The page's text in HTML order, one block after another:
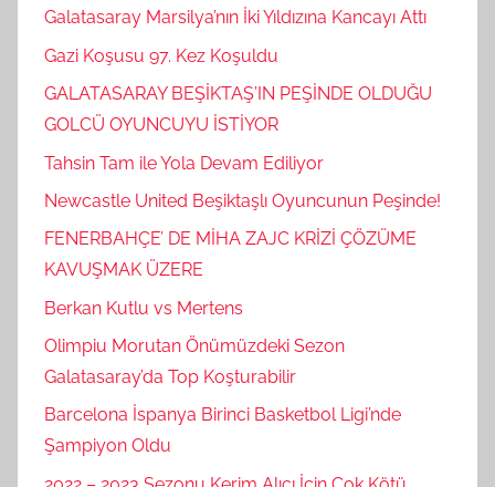
Galatasaray Marsilya’nın İki Yıldızına Kancayı Attı
Gazi Koşusu 97. Kez Koşuldu
GALATASARAY BEŞİKTAŞ’IN PEŞİNDE OLDUĞU
GOLCÜ OYUNCUYU İSTİYOR
Tahsin Tam ile Yola Devam Ediliyor
Newcastle United Beşiktaşlı Oyuncunun Peşinde!
FENERBAHÇE’ DE MİHA ZAJC KRİZİ ÇÖZÜME
KAVUŞMAK ÜZERE
Berkan Kutlu vs Mertens
Olimpiu Morutan Önümüzdeki Sezon
Galatasaray’da Top Koşturabilir
Barcelona İspanya Birinci Basketbol Ligi’nde
Şampiyon Oldu